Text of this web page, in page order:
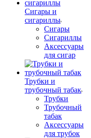
Сигары и
сигариллы
Сигары
Сигариллы
Аксессуары
для сигар
Трубки и
трубочный табак
Трубки
Трубочный
табак
Аксессуары
для трубок